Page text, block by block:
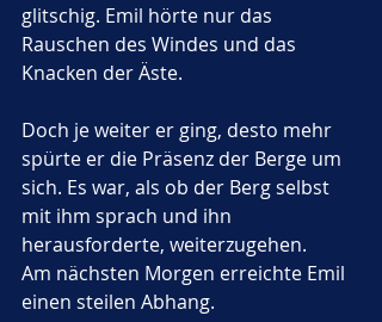
glitschig. Emil hörte nur das
Rauschen des Windes und das
Knacken der Äste.
Doch je weiter er ging, desto mehr
spürte er die Präsenz der Berge um
sich. Es war, als ob der Berg selbst
mit ihm sprach und ihn
herausforderte, weiterzugehen.
Am nächsten Morgen erreichte Emil
einen steilen Abhang.